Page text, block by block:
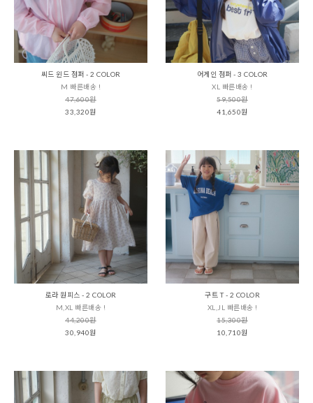
씨드 윈드 점퍼 - 2 COLOR
M 빠른배송 !
47,600원
33,320원
어게인 점퍼 - 3 COLOR
XL 빠른배송 !
59,500원
41,650원
로라 원피스 - 2 COLOR
M,XL 빠른배송 !
44,200원
30,940원
구트 T - 2 COLOR
XL,JL 빠른배송 !
15,300원
10,710원